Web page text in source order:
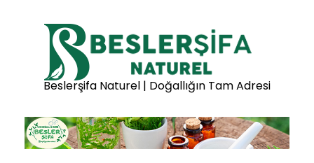
Beslerşifa Naturel | Doğallığın Tam Adresi